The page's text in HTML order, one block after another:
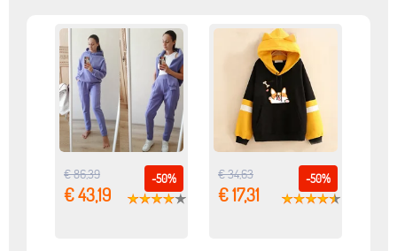
-50%
€ 86,39
€ 43,19
-50%
€ 34,63
€ 17,31